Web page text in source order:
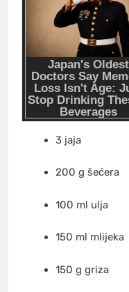
3 jaja
200 g šećera
100 ml ulja
150 ml mlijeka
150 g griza